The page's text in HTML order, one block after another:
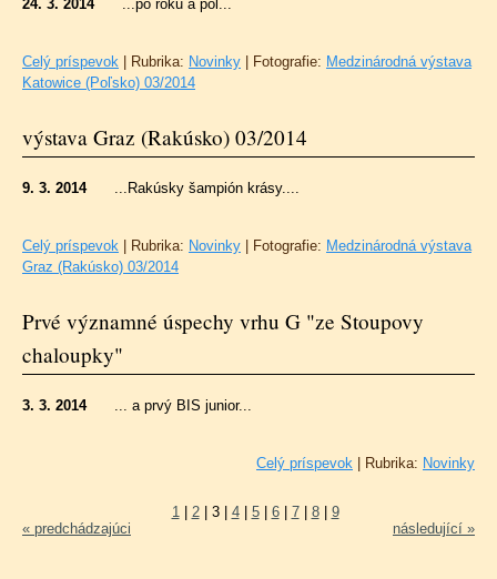
24. 3. 2014 ...po roku a pol...
Celý príspevok Rubrika: Novinky Fotografie: Medzinárodná výstava
Katowice (Poľsko) 03/2014
výstava Graz (Rakúsko) 03/2014
9. 3. 2014 ...Rakúsky šampión krásy....
Celý príspevok Rubrika: Novinky Fotografie: Medzinárodná výstava
Graz (Rakúsko) 03/2014
Prvé významné úspechy vrhu G "ze Stoupovy
chaloupky"
3. 3. 2014 ... a prvý BIS junior...
Celý príspevok Rubrika: Novinky
« predchádzajúci
1 2 3 4 5 6 7 8
9
následující »